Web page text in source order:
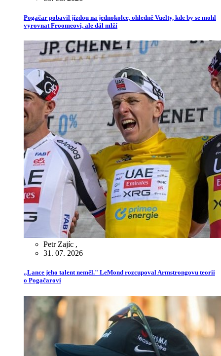
Pogačar pobavil jízdou na jednokolce, ohledně Vuelty, kde by se mohl
vyrovnat Froomeovi, ale dál mlží
Petr Zajíc ,
31. 07. 2026
„Lance jeho talent neměl." LeMond rozcupoval Armstrongovu teorii
o Pogačarovi